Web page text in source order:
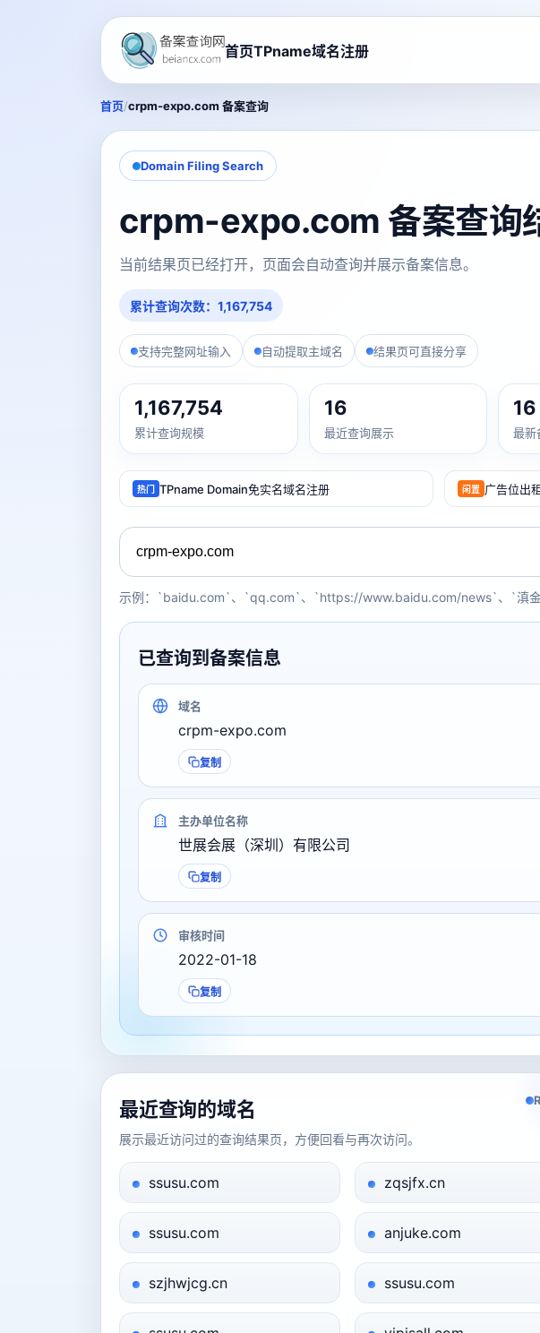
首页TPname域名注册
首页/crpm-expo.com 备案查询
Domain Filing Search
crpm-expo.com 备案查询
当前结果页已经打开，页面会自动查询并展示备案信息。
累计查询次数：1,167,754
支持完整网址输入 自动提取主域名 结果页可直接分享
1,167,754
累计查询规模
16
最近查询展示
16
最新
热门 TPname Domain免实名域名注册 闲置 广告位出
示例：`baidu.com`、`qq.com`、`https://www.baidu.com/news`、`滇
已查询到备案信息
域名
crpm-expo.com
复制
主办单位名称
世展会展（深圳）有限公司
复制
审核时间
2022-01-18
复制
最近查询的域名
展示最近访问过的查询结果页，方便回看与再次访问。
ssusu.com zqsjfx.cn
ssusu.com anjuke.com
szjhwjcg.cn ssusu.com